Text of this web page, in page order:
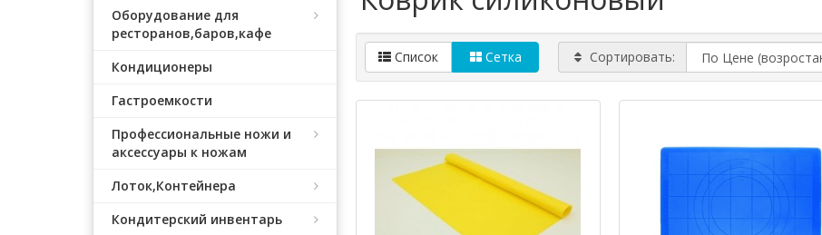
Оборудование для
ресторанов,баров,кафе
Кондиционеры
Гастроемкости
Профессиональные ножи и
аксессуары к ножам
Лоток,Контейнера
Кондитерский инвентарь
Список Сетка Сортировать: